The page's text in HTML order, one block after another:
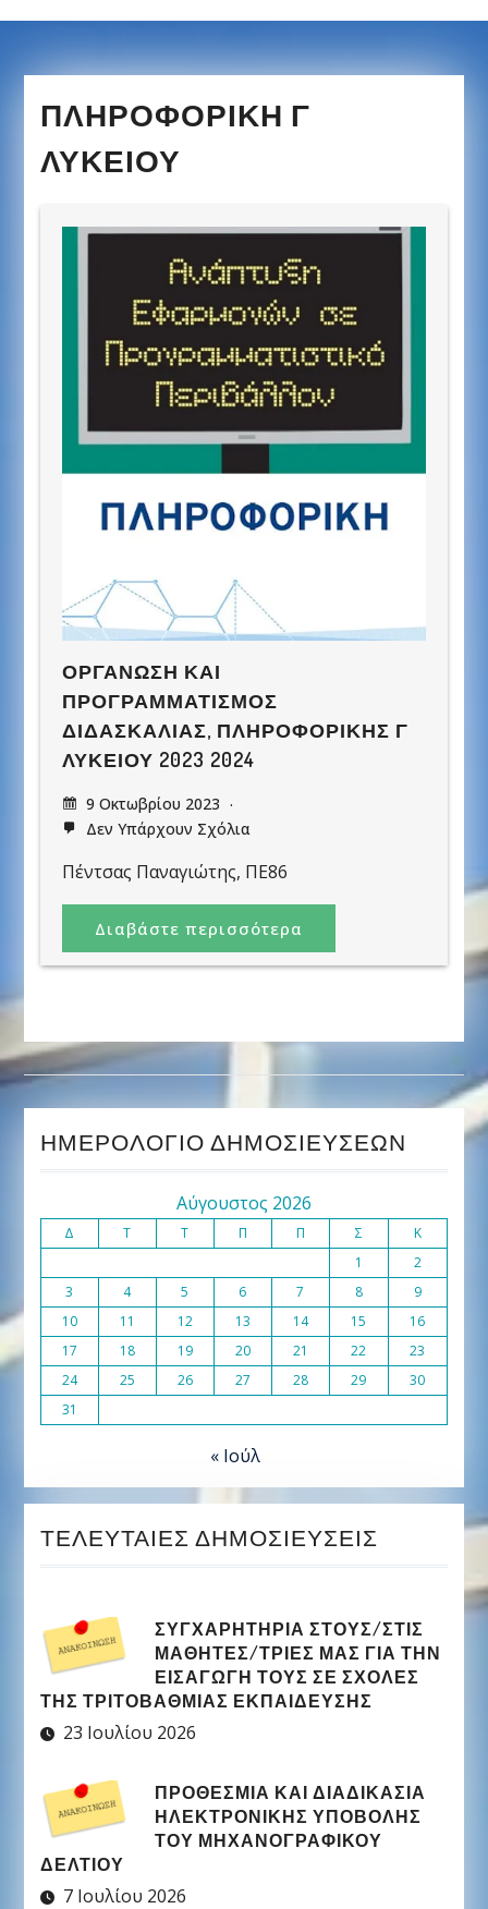
ΠΛΗΡΟΦΟΡΙΚΉ Γ
ΛΥΚΕΊΟΥ
ΟΡΓΆΝΩΣΗ ΚΑΙ
ΠΡΟΓΡΑΜΜΑΤΙΣΜΌΣ
ΔΙΔΑΣΚΑΛΊΑΣ, ΠΛΗΡΟΦΟΡΙΚΉΣ Γ
ΛΥΚΕΊΟΥ 2023 2024
9 Οκτωβρίου 2023
Δεν Υπάρχουν Σχόλια
Πέντσας Παναγιώτης, ΠΕ86
Διαβάστε περισσότερα
ΗΜΕΡΟΛΌΓΙΟ ΔΗΜΟΣΙΕΎΣΕΩΝ
Αύγουστος 2026
Δ Τ Τ Π Π Σ
Κ
1
2
3
4 5 6 7 8
9
10
11 12 13 14 15
16
17
18 19 20 21 22
23
24
25 26 27 28 29
30
31
« Ιούλ
ΤΕΛΕΥΤΑΊΕΣ ΔΗΜΟΣΙΕΎΣΕΙΣ
ΣΥΓΧΑΡΗΤΉΡΙΑ ΣΤΟΥΣ/ΣΤΙΣ
ΜΑΘΗΤΈΣ/ΤΡΙΕΣ ΜΑΣ ΓΙΑ ΤΗΝ
ΕΙΣΑΓΩΓΉ ΤΟΥΣ ΣΕ ΣΧΟΛΈΣ
ΤΗΣ ΤΡΙΤΟΒΆΘΜΙΑΣ ΕΚΠΑΊΔΕΥΣΗΣ
23 Ιουλίου 2026
ΠΡΟΘΕΣΜΊΑ ΚΑΙ ΔΙΑΔΙΚΑΣΊΑ
ΗΛΕΚΤΡΟΝΙΚΉΣ ΥΠΟΒΟΛΉΣ
ΤΟΥ ΜΗΧΑΝΟΓΡΑΦΙΚΟΎ
ΔΕΛΤΊΟΥ
7 Ιουλίου 2026